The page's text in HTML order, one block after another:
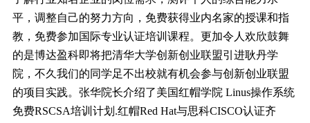
平，调整自己的努力方向，免费获得业内名家的授课和指
教，免费参加国际专业认证培训课程。更加令人欢欣鼓舞
的是博达盈科即将把清华大学创新创业联盟引进耿丹学
院，不久我们的同学足不出校就有机会参与创新创业联盟
的项目实践。张华院长介绍了美国红帽学院 Linus操作系统
免费RSCSA培训计划.红帽Red Hat与思科CISCO认证齐